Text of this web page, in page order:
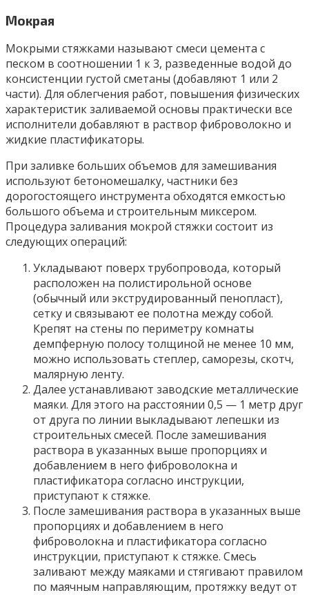
Мокрая
Мокрыми стяжками называют смеси цемента с
песком в соотношении 1 к 3, разведенные водой до
консистенции густой сметаны (добавляют 1 или 2
части). Для облегчения работ, повышения физических
характеристик заливаемой основы практически все
исполнители добавляют в раствор фиброволокно и
жидкие пластификаторы.
При заливке больших объемов для замешивания
используют бетономешалку, частники без
дорогостоящего инструмента обходятся емкостью
большого объема и строительным миксером.
Процедура заливания мокрой стяжки состоит из
следующих операций:
Укладывают поверх трубопровода, который
расположен на полистирольной основе
(обычный или экструдированный пенопласт),
сетку и связывают ее полотна между собой.
Крепят на стены по периметру комнаты
демпферную полосу толщиной не менее 10 мм,
можно использовать степлер, саморезы, скотч,
малярную ленту.
Далее устанавливают заводские металлические
маяки. Для этого на расстоянии 0,5 — 1 метр друг
от друга по линии выкладывают лепешки из
строительных смесей. После замешивания
раствора в указанных выше пропорциях и
добавлением в него фиброволокна и
пластификатора согласно инструкции,
приступают к стяжке.
После замешивания раствора в указанных выше
пропорциях и добавлением в него
фиброволокна и пластификатора согласно
инструкции, приступают к стяжке. Смесь
заливают между маяками и стягивают правилом
по маячным направляющим, протяжку ведут от